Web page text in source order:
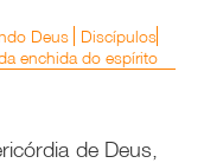
Deus
Discípulos
enchida do espírito
de Deus,